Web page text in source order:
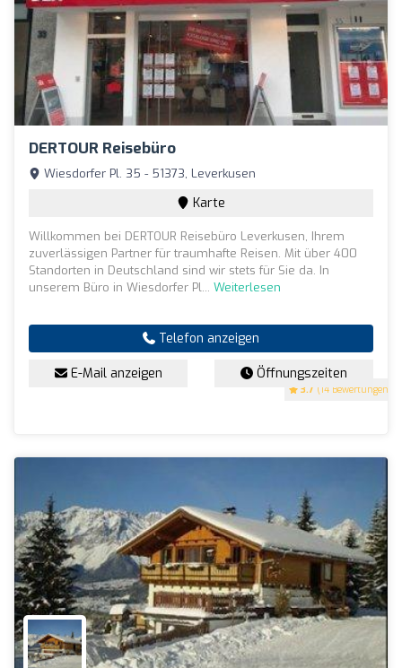
DERTOUR Reisebüro
3.7 (14 Bewertungen)
Wiesdorfer Pl. 35 - 51373, Leverkusen
Karte
Willkommen bei DERTOUR Reisebüro Leverkusen, Ihrem
zuverlässigen Partner für traumhafte Reisen. Mit über 400
Standorten in Deutschland sind wir stets für Sie da. In
unserem Büro in Wiesdorfer Pl... Weiterlesen
Telefon anzeigen
E-Mail anzeigen Öffnungszeiten